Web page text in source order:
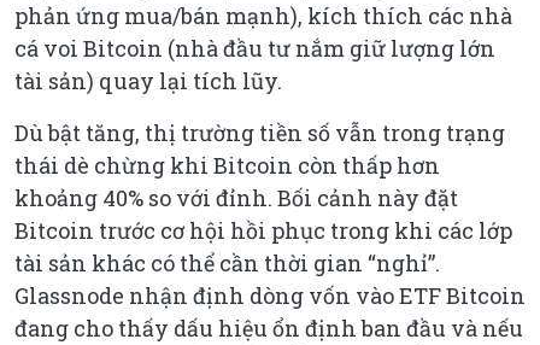
phản ứng mua/bán mạnh), kích thích các nhà
cá voi Bitcoin (nhà đầu tư nắm giữ lượng lớn
tài sản) quay lại tích lũy.
Dù bật tăng, thị trường tiền số vẫn trong trạng
thái dè chừng khi Bitcoin còn thấp hơn
khoảng 40% so với đỉnh. Bối cảnh này đặt
Bitcoin trước cơ hội hồi phục trong khi các lớp
tài sản khác có thể cần thời gian “nghỉ”.
Glassnode nhận định dòng vốn vào ETF Bitcoin
đang cho thấy dấu hiệu ổn định ban đầu và nếu